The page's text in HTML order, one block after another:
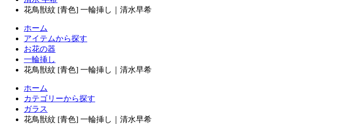
花鳥獣紋 [青色] 一輪挿し｜清水早希
ホーム
アイテムから探す
お花の器
一輪挿し
花鳥獣紋 [青色] 一輪挿し｜清水早希
ホーム
カテゴリーから探す
ガラス
花鳥獣紋 [青色] 一輪挿し｜清水早希